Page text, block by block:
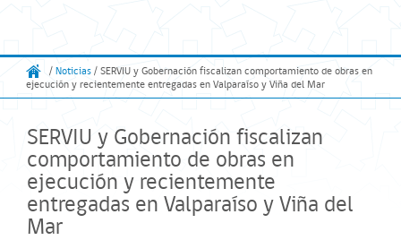
/ Noticias / SERVIU y Gobernación fiscalizan comportamiento de obras en
ejecución y recientemente entregadas en Valparaíso y Viña del Mar
SERVIU y Gobernación fiscalizan
comportamiento de obras en
ejecución y recientemente
entregadas en Valparaíso y Viña del
Mar